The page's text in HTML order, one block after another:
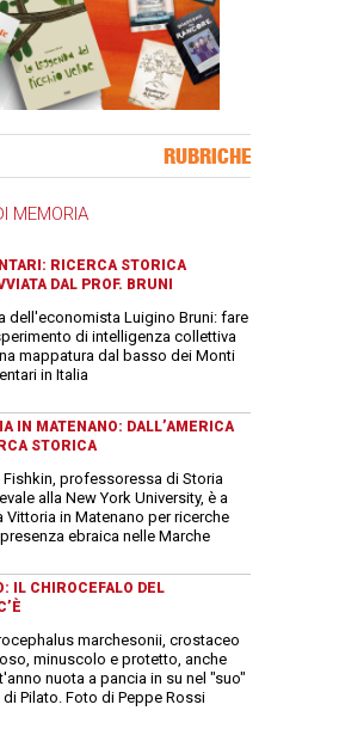
RUBRICHE
MEMORIA
RICERCA STORICA
DAL PROF. BRUNI
dell'economista Luigino Bruni: fare
di intelligenza collettiva
mappatura dal basso dei Monti
in Italia
IN MATENANO: DALL’AMERICA
STORICA
Fishkin, professoressa di Storia
alla New York University, è a
Vittoria in Matenano per ricerche
ebraica nelle Marche
IL CHIROCEFALO DEL
marchesonii, crostaceo
minuscolo e protetto, anche
nuota a pancia in su nel "suo"
Pilato. Foto di Peppe Rossi